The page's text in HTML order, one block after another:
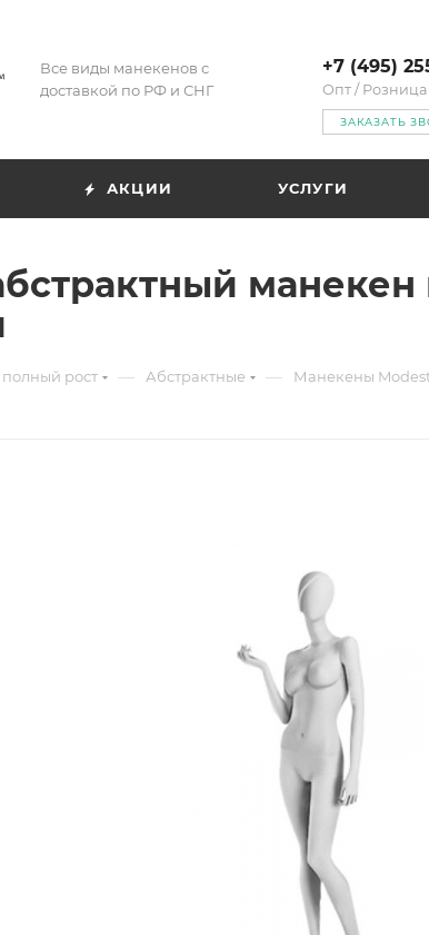
Все виды манекенов с
доставкой по РФ и СНГ
+7 (495)
Опт / Розница
ЗАКАЗАТЬ
АКЦИИ УСЛУГИ
манекен
рост — Абстрактные — Манекены